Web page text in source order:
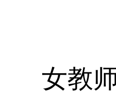
女教